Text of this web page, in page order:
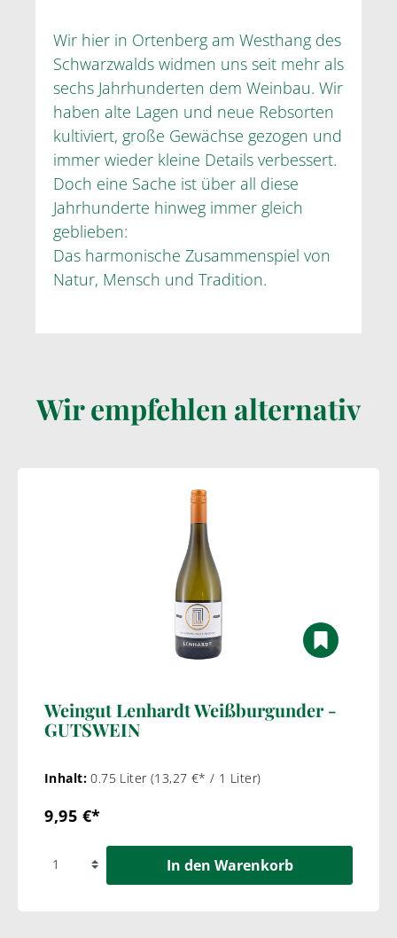
Wir hier in Ortenberg am Westhang des
Schwarzwalds widmen uns seit mehr als
sechs Jahrhunderten dem Weinbau. Wir
haben alte Lagen und neue Rebsorten
kultiviert, große Gewächse gezogen und
immer wieder kleine Details verbessert.
Doch eine Sache ist über all diese
Jahrhunderte hinweg immer gleich
geblieben:
Das harmonische Zusammenspiel von
Natur, Mensch und Tradition.
Wir empfehlen alternativ
Weingut Lenhardt Weißburgunder -
GUTSWEIN
Inhalt:0.75 Liter (13,27 €* / 1 Liter)
9,95 €*
In den Warenkorb